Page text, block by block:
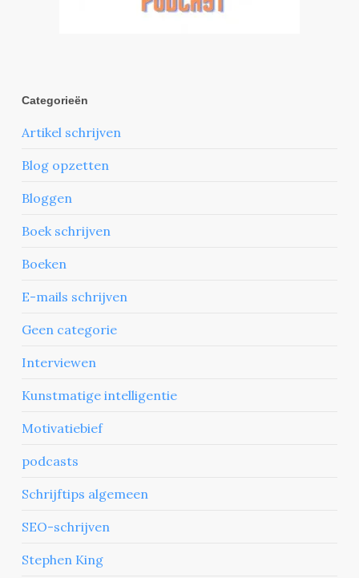
Categorieën
Artikel schrijven
Blog opzetten
Bloggen
Boek schrijven
Boeken
E-mails schrijven
Geen categorie
Interviewen
Kunstmatige intelligentie
Motivatiebief
podcasts
Schrijftips algemeen
SEO-schrijven
Stephen King